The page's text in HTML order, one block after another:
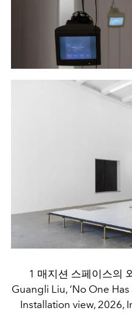
1 매지션 스페이스의
Guangli Liu, ‘No One
Installation view, 2026,